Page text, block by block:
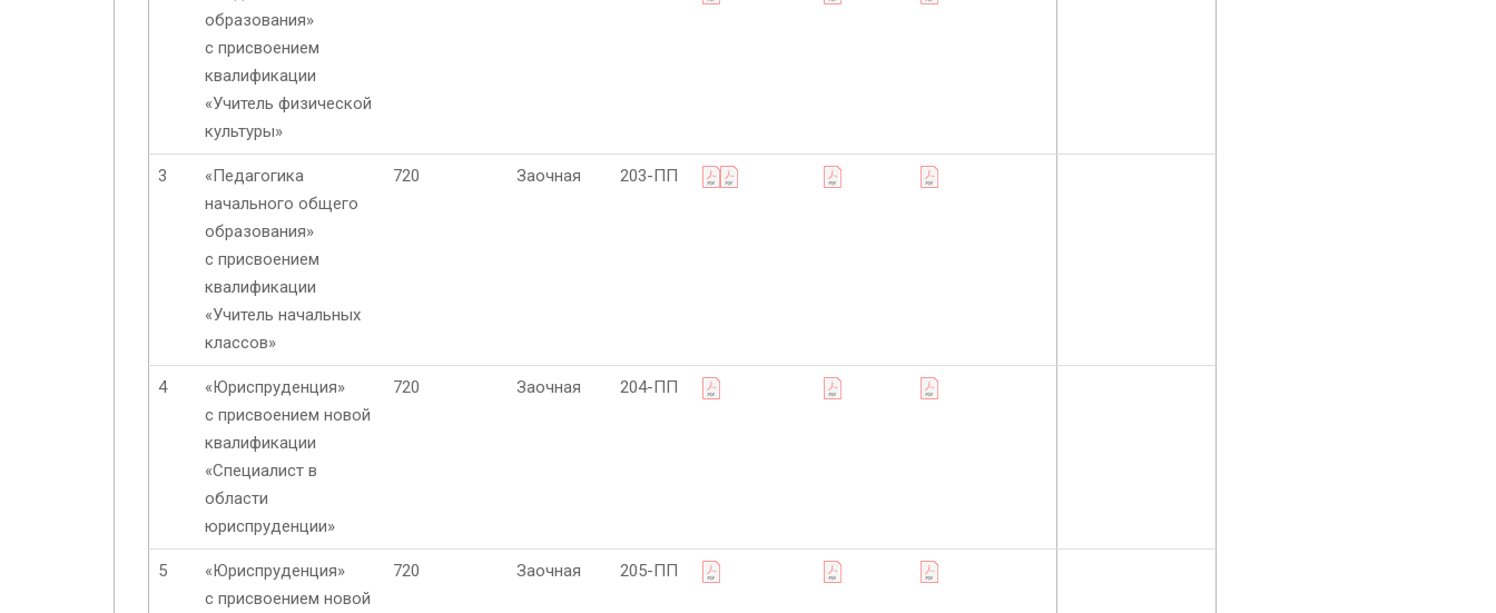
образования»
с присвоением
квалификации
«Учитель физической
культуры»
3
«Педагогика
начального общего
образования»
с присвоением
квалификации
«Учитель начальных
классов»
720 Заочная 203-ПП
4
«Юриспруденция»
с присвоением новой
квалификации
«Специалист в
области
юриспруденции»
720 Заочная 204-ПП
5
«Юриспруденция»
с присвоением новой
720 Заочная 205-ПП